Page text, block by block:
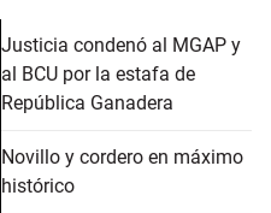
Justicia condenó al MGAP y
al BCU por la estafa de
República Ganadera
Novillo y cordero en máximo
histórico